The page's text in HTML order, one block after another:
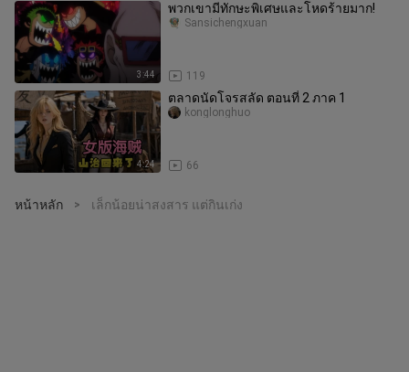
3:44
พวกเขามีทักษะพิเศษและโหดร้ายมาก!
119
Sansichengxuan
4:24
ตลาดนัดโจรสลัด ตอนที่ 2 ภาค 1
66
konglonghuo
หน้าหลัก > เล็กน้อยน่าสงสาร แต่กินเก่ง